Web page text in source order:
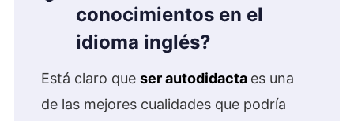
conocimientos en el
idioma inglés?
Está claro que ser autodidacta es una
de las mejores cualidades que podría